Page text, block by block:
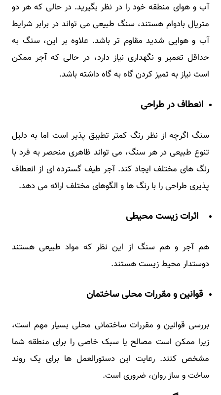
آب و هوای منطقه خود را در نظر بگیرید. در حالی که هر دو
متریال بادوام هستند، سنگ طبیعی می تواند در برابر شرایط
آب و هوایی شدید مقاوم تر باشد. علاوه بر این، سنگ به
حداقل تعمیر و نگهداری نیاز دارد، در حالی که آجر ممکن
است نیاز به تمیز کردن گاه به گاه داشته باشد.
انعطاف در طراحی
سنگ اگرچه از نظر رنگ کمتر تطبیق پذیر است اما به دلیل
تنوع طبیعی در هر سنگ، می تواند ظاهری منحصر به فرد با
رنگ های مختلف ایجاد کند. آجر طیف گسترده ای از انعطاف
پذیری طراحی را با رنگ ها و الگوهای مختلف ارائه می دهد.
اثرات زیست محیطی
هم آجر و هم سنگ از این نظر که مواد طبیعی هستند
دوستدار محیط زیست هستند.
قوانین و مقررات محلی ساختمان
بررسی قوانین و مقررات ساختمانی محلی بسیار مهم است،
زیرا ممکن است مصالح یا سبک خاصی را برای منطقه شما
مشخص کنند. رعایت این دستورالعمل ها برای یک روند
ساخت و ساز روان، ضروری است.